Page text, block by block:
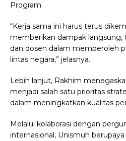
Program.
“Kerja sama ini harus terus
memberikan dampak langsung,
dan dosen dalam memperoleh
lintas negara,” jelasnya.
Lebih lanjut, Rakhim
menjadi salah satu prioritas
dalam meningkatkan kualitas
Melalui kolaborasi dengan
internasional, Unismuh